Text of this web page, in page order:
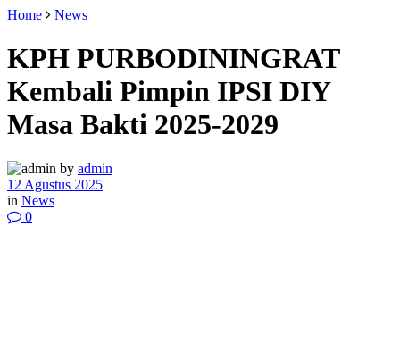
Home News
KPH PURBODININGRAT
Kembali Pimpin IPSI DIY
Masa Bakti 2025-2029
by admin
12 Agustus 2025
in News
0